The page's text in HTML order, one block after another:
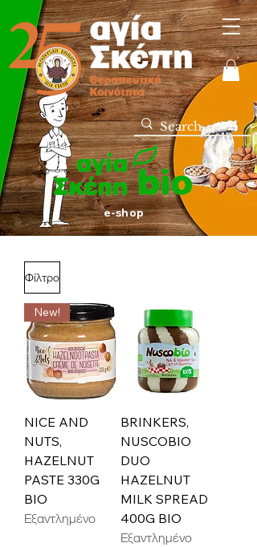
e-shop
Φίλτρο
New!
NICE AND
NUTS,
HAZELNUT
PASTE 330G
BIO
Εξαντλημένο
BRINKERS,
NUSCOBIO
DUO
HAZELNUT
MILK SPREAD
400G BIO
Εξαντλημένο